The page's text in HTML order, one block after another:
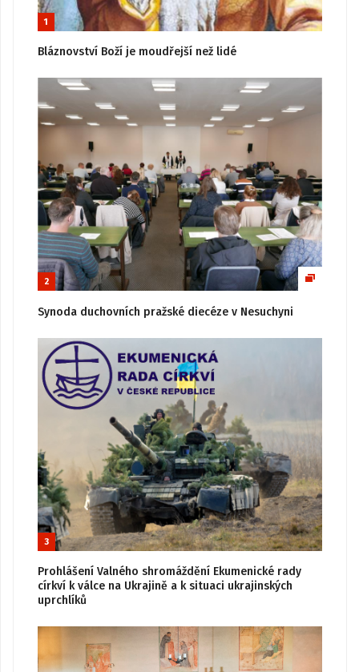
1
Bláznovství Boží je moudřejší než lidé
2
Synoda duchovních pražské diecéze v Nesuchyni
3
Prohlášení Valného shromáždění Ekumenické rady
církví k válce na Ukrajině a k situaci ukrajinských
uprchlíků